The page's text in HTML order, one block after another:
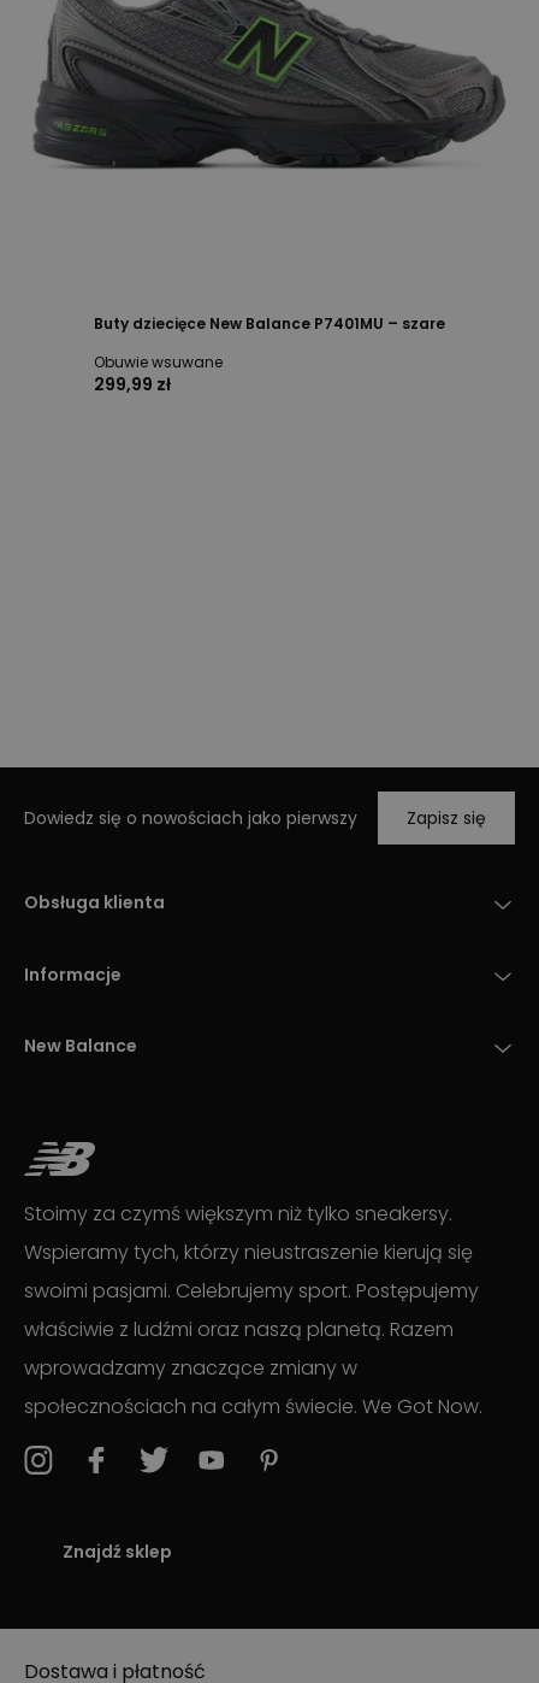
Buty dziecięce New Balance P7401MU – szare
Obuwie wsuwane
299,99 zł
Dowiedz się o nowościach jako pierwszy Zapisz się
Obsługa klienta
Informacje
New Balance
Stoimy za czymś większym niż tylko sneakersy.
Wspieramy tych, którzy nieustraszenie kierują się
swoimi pasjami. Celebrujemy sport. Postępujemy
właściwie z ludźmi oraz naszą planetą. Razem
wprowadzamy znaczące zmiany w
społecznościach na całym świecie. We Got Now.
Znajdź sklep
Dostawa i płatność